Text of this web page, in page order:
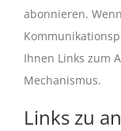
abonnieren.
Ihnen Links zum
Mechanismus.
Links zu